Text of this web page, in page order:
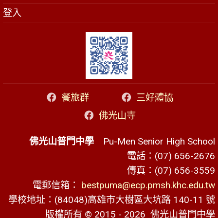
登入
餐旅群
三好體協
佛光山寺
佛光山普門中學 Pu-Men Senior High School
電話：(07) 656-2676
傳真：(07) 656-3559
電郵信箱： bestpuma@ecp.pmsh.khc.edu.tw
學校地址：(84048)高雄市大樹區大坑路 140-11 號
版權所有 © 2015 - 2026 佛光山普門中學